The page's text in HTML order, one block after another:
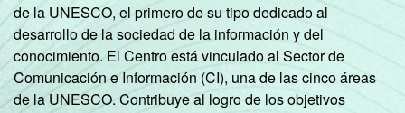
de la UNESCO, el primero de su tipo dedicado al
desarrollo de la sociedad de la información y del
conocimiento. El Centro está vinculado al Sector de
Comunicación e Información (CI), una de las cinco áreas
de la UNESCO. Contribuye al logro de los objetivos